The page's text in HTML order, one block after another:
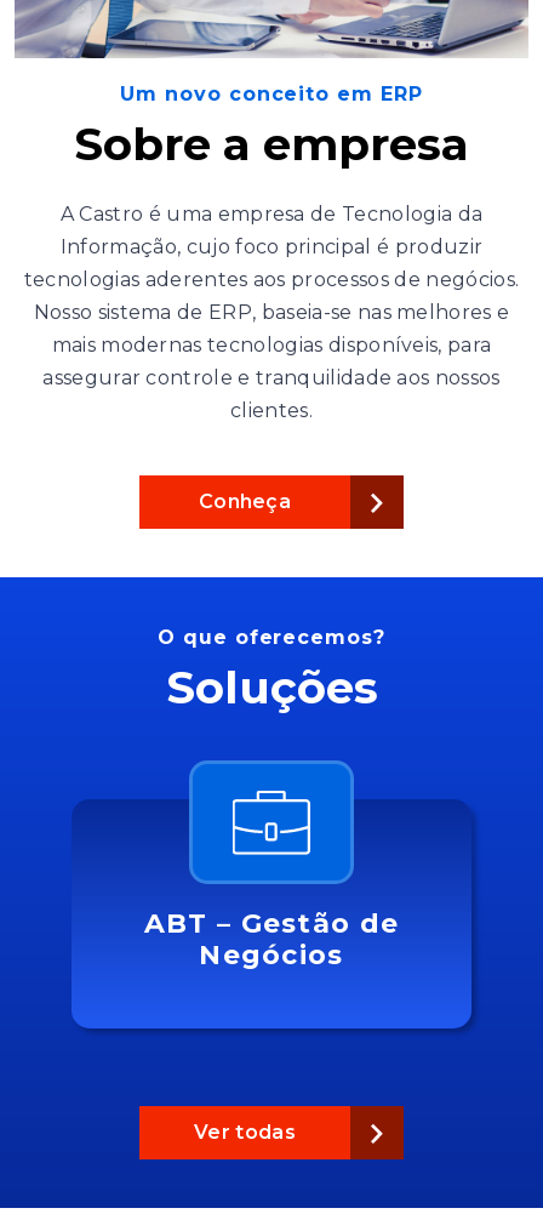
Um novo conceito em ERP
Sobre a empresa
A Castro é uma empresa de Tecnologia da
Informação, cujo foco principal é produzir
tecnologias aderentes aos processos de negócios.
Nosso sistema de ERP, baseia-se nas melhores e
mais modernas tecnologias disponíveis, para
assegurar controle e tranquilidade aos nossos
clientes.
Conheça
O que oferecemos?
Soluções
ABT – Gestão de
Negócios
Ver todas